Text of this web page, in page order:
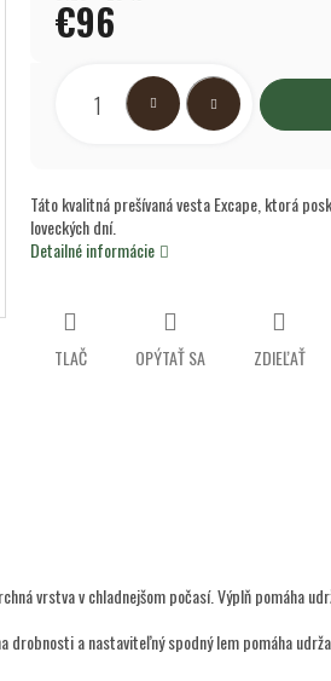
hviezdičiek.
€96
Táto kvalitná prešívaná vesta Excape, ktorá
loveckých dní.
Detailné informácie
TLAČ OPÝTAŤ SA ZDIEĽAŤ
vrstva v chladnejšom počasí. Výplň pomáha
drobnosti a nastaviteľný spodný lem pomáha